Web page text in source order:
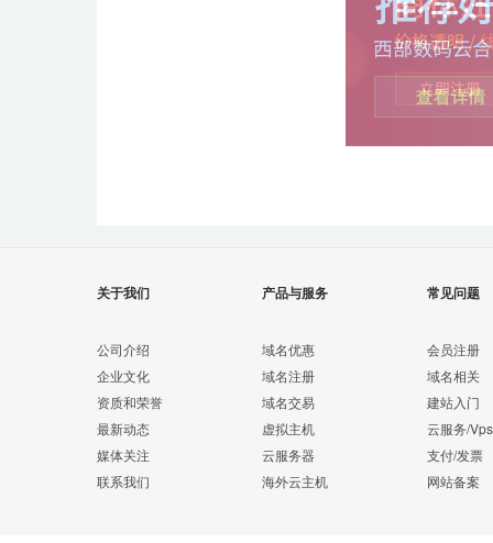
关于我们
公司介绍
企业文化
资质和荣誉
最新动态
媒体关注
联系我们
产品与服务
域名优惠
域名注册
域名交易
虚拟主机
云服务器
海外云主机
常见问题
会员注册
域名相关
建站入门
云服务/Vps
支付/发票
网站备案